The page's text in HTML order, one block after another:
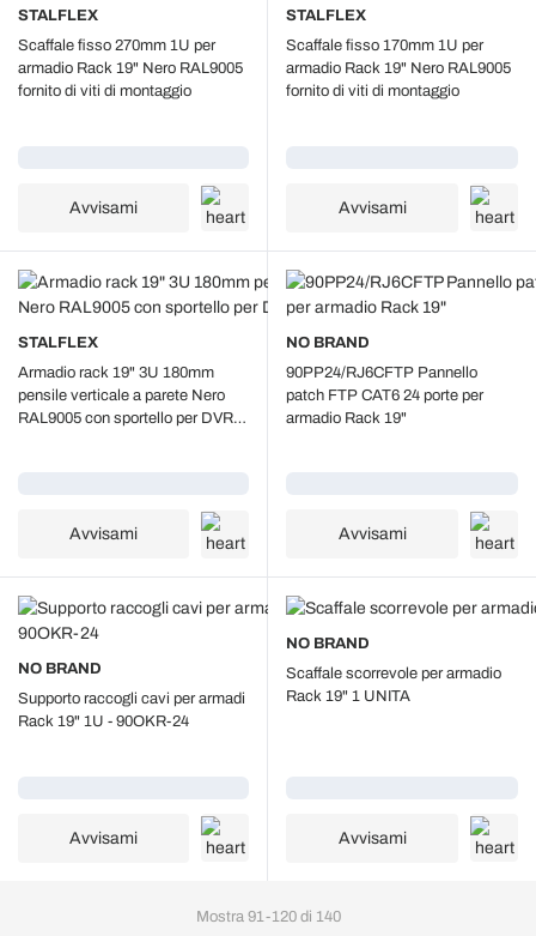
STALFLEX
Scaffale fisso 270mm 1U per
armadio Rack 19" Nero RAL9005
fornito di viti di montaggio
Avvisami
STALFLEX
Scaffale fisso 170mm 1U per
armadio Rack 19" Nero RAL9005
fornito di viti di montaggio
Avvisami
STALFLEX
Armadio rack 19" 3U 180mm
pensile verticale a parete Nero
RAL9005 con sportello per DVR /
Avvisami
NO BRAND
90PP24/RJ6CFTP Pannello
patch FTP CAT6 24 porte per
armadio Rack 19"
Avvisami
NO BRAND
Supporto raccogli cavi per armadi
Rack 19" 1U - 90OKR-24
Avvisami
NO BRAND
Scaffale scorrevole per armadio
Rack 19" 1 UNITA
Avvisami
Mostra 91 -120di 140